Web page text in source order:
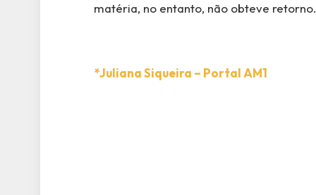
matéria, no entanto, não obteve retorno.
*Juliana Siqueira – Portal AM1